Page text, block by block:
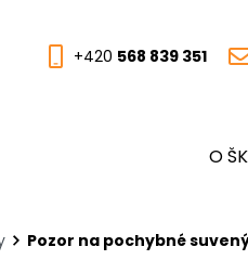
+420 568 839 351
O
Pozor na pochybné